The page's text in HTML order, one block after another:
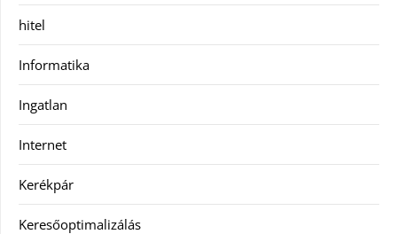
hitel
Informatika
Ingatlan
Internet
Kerékpár
Keresőoptimalizálás